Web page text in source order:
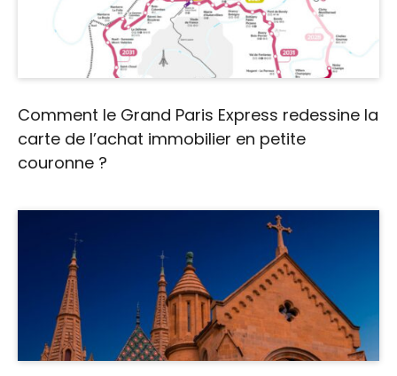
Comment le Grand Paris Express redessine la
carte de l’achat immobilier en petite
couronne ?